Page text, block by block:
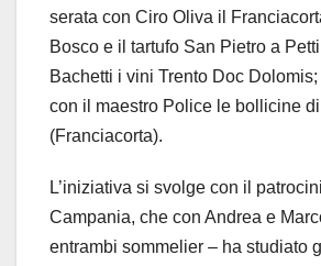
serata con Ciro Oliva il
Bosco e il tartufo San Pietro a
Bachetti i vini Trento Doc
con il maestro Police le bollicine
(Franciacorta).
L’iniziativa si svolge con il
Campania, che con Andrea e
entrambi sommelier – ha studiato